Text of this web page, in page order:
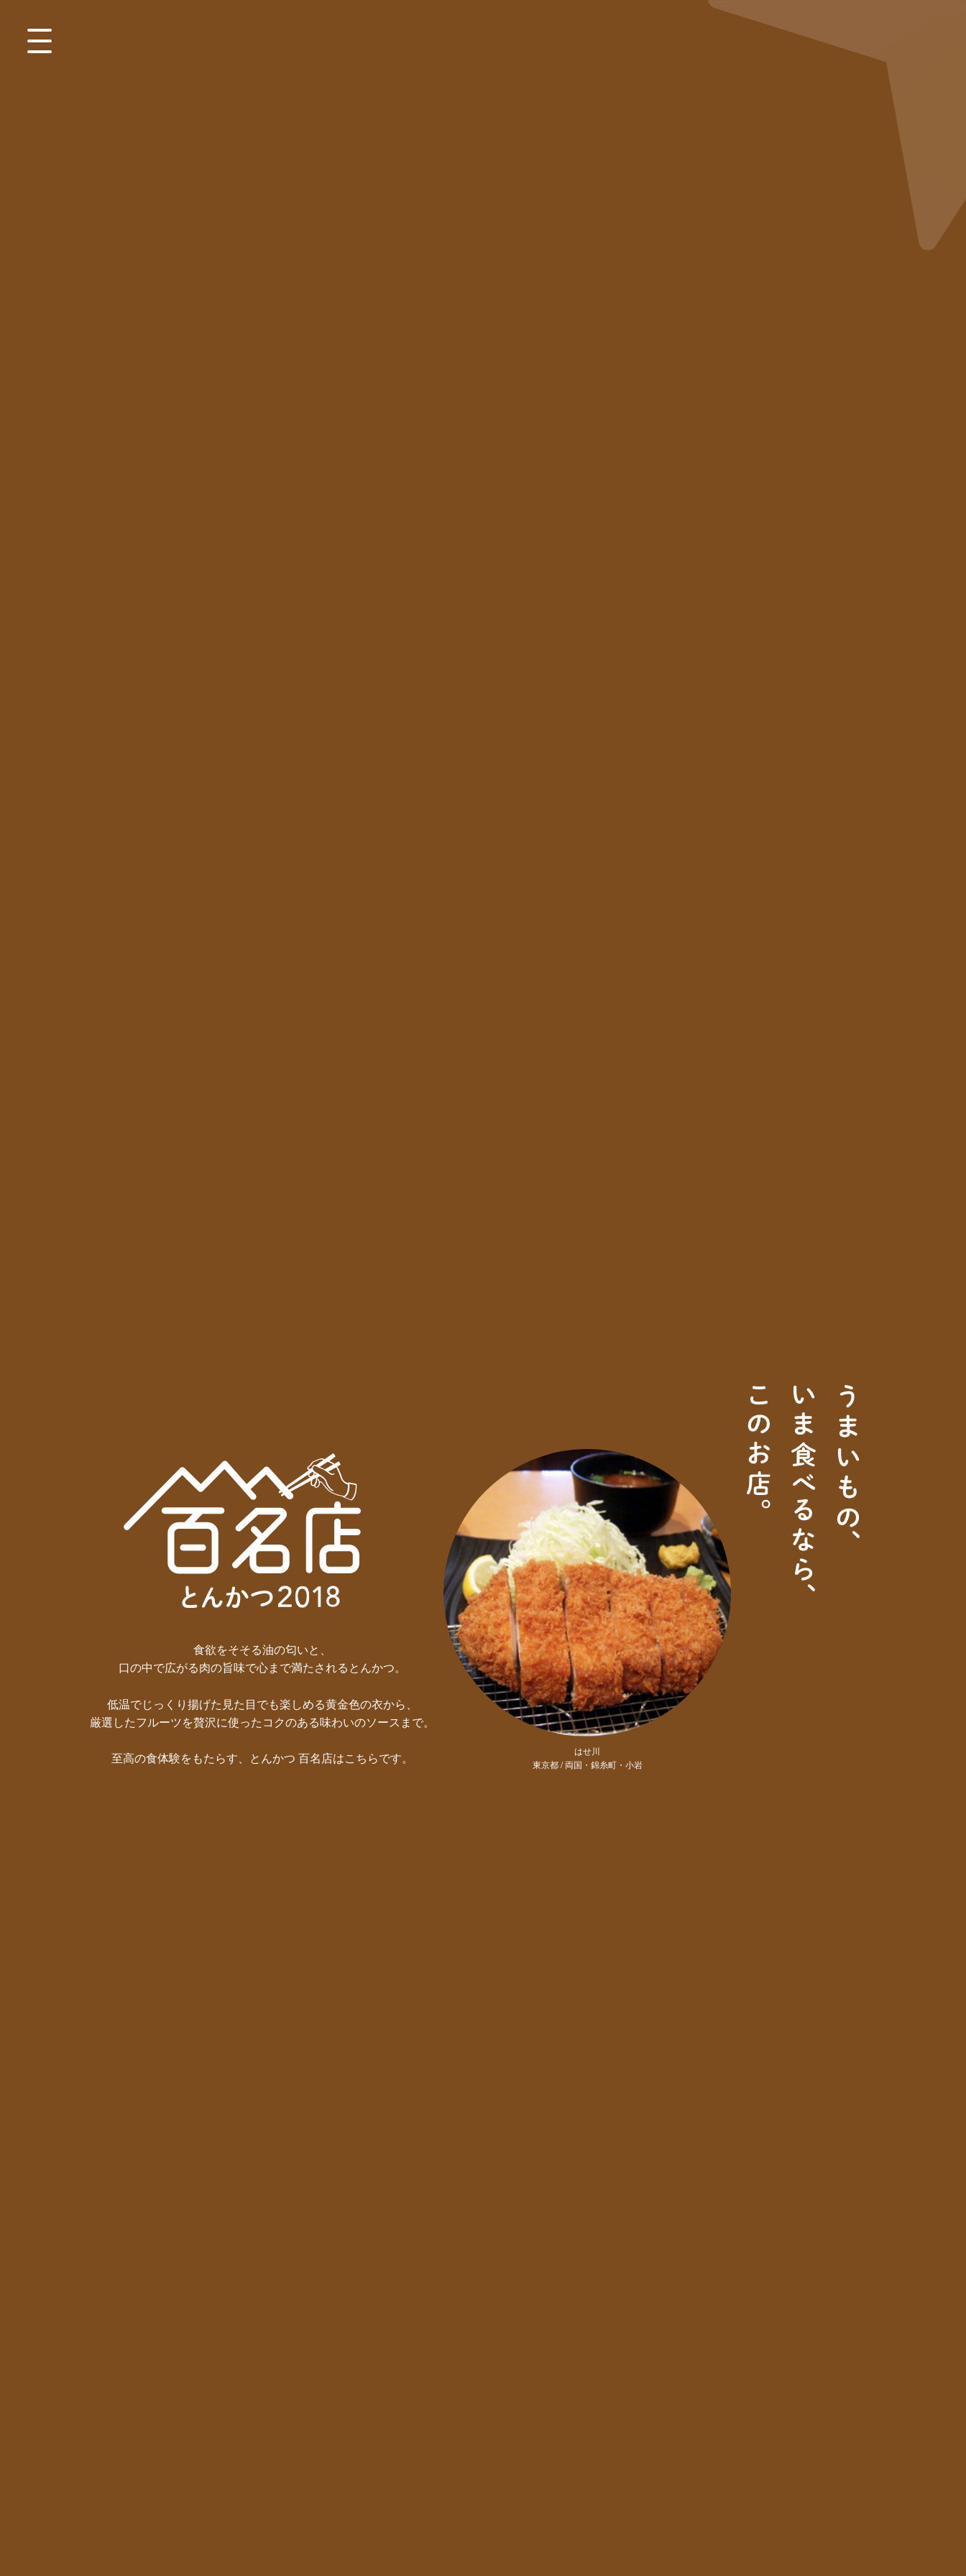
食欲をそそる油の匂いと、
口の中で広がる肉の旨味で心まで満たされるとんかつ。
低温でじっくり揚げた見た目でも楽しめる黄金色の衣から、
厳選したフルーツを贅沢に使ったコクのある味わいのソースまで。
至高の食体験をもたらす、とんかつ 百名店はこちらです。
はせ川
東京都 / 両国・錦糸町・小岩